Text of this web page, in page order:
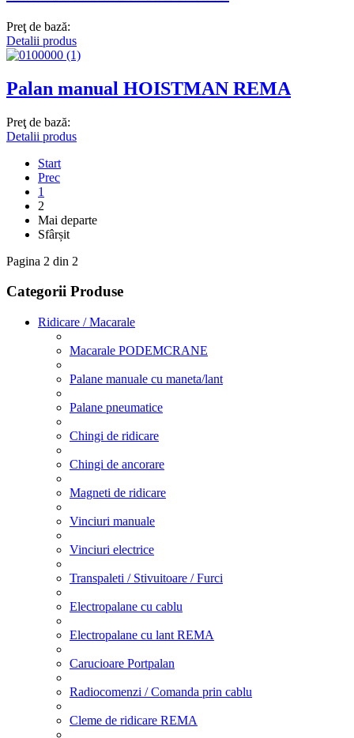
Preţ de bază:
Detalii produs
Palan manual HOISTMAN REMA
Preţ de bază:
Detalii produs
Start
Prec
1
2
Mai departe
Sfârșit
Pagina 2 din 2
Categorii Produse
Ridicare / Macarale
Macarale PODEMCRANE
Palane manuale cu maneta/lant
Palane pneumatice
Chingi de ridicare
Chingi de ancorare
Magneti de ridicare
Vinciuri manuale
Vinciuri electrice
Transpaleti / Stivuitoare / Furci
Electropalane cu cablu
Electropalane cu lant REMA
Carucioare Portpalan
Radiocomenzi / Comanda prin cablu
Cleme de ridicare REMA